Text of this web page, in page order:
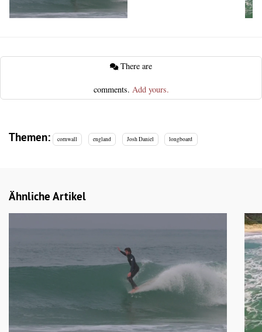
comments. Add yours.
Themen: cornwall england Josh Daniel longboard
Ähnliche Artikel